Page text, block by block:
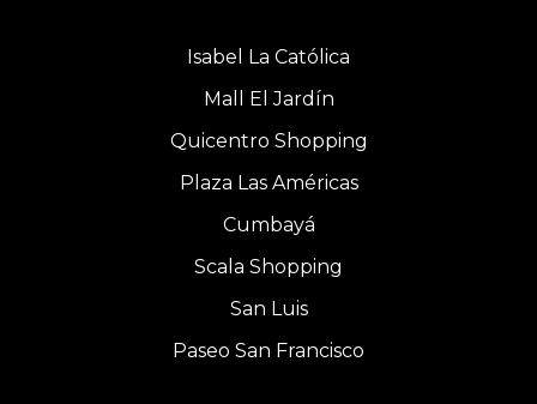
Isabel La Católica
Mall El Jardín
Quicentro Shopping
Plaza Las Américas
Cumbayá
Scala Shopping
San Luis
Paseo San Francisco